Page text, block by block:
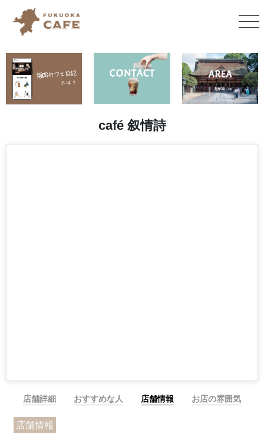
café 叙情詩
店舗詳細 おすすめな人 店舗情報 お店の雰囲気
店舗情報